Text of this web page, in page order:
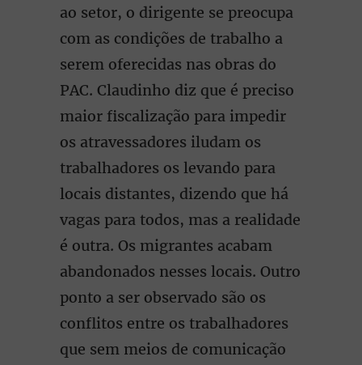
ao setor, o dirigente se preocupa
com as condições de trabalho a
serem oferecidas nas obras do
PAC. Claudinho diz que é preciso
maior fiscalização para impedir
os atravessadores iludam os
trabalhadores os levando para
locais distantes, dizendo que há
vagas para todos, mas a realidade
é outra. Os migrantes acabam
abandonados nesses locais. Outro
ponto a ser observado são os
conflitos entre os trabalhadores
que sem meios de comunicação